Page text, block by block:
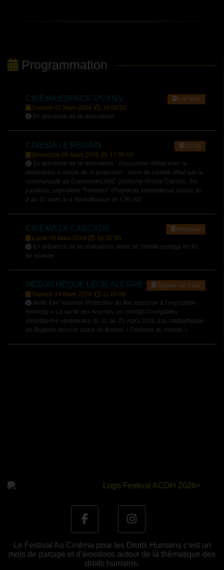
Programmation
CINÉMA ESPACE VIVANS Les Vans
Samedi 07 Mars 2026 |
20:00:00
En présence de la réalisatrice
CINÉMA LE REGAIN Le Teil
Dimanche 08 Mars 2026 |
17:00:00
En présence de la réalisatrice - Discussion débat avec la
réalisatrice à l'issue de la projection - Verre de l'amitié offert par la
communauté de Communes ARC (Ardèche Rhône Coiron) . En
parallèle, exposition "Femmes" d'Amnesty International visible du
3 au 31 mars à la Médiathèque de CRUAS
CINÉMA LA CASCADE Martigues
Lundi 09 Mars 2026 |
18:30:00
En présence de la réalisatrice Verre de l'amitié partagé en fin
de séance
MÉDIATHÈQUE LÉON ALÈGRE Bagnols sur Cèze
Samedi 14 Mars 2026 |
11:00:00
Invité Elie Varenne Projection du film associée à l’exposition
Amnesty « La santé des femmes, un constat d’inégalités
persistantes »présentée du 10 au 21 mars 2026 à la médiathèque
de Bagnols dans le cadre du festival « Femmes du monde »
Le Festival Au Cinéma pour les Droits Humains c’est un
mois de partage et d’émotions autour de la thématique des
droits humains.